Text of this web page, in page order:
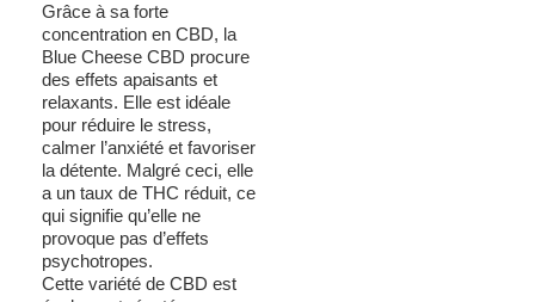
Grâce à sa forte
concentration en CBD, la
Blue Cheese CBD procure
des effets apaisants et
relaxants. Elle est idéale
pour réduire le stress,
calmer l’anxiété et favoriser
la détente. Malgré ceci, elle
a un taux de THC réduit, ce
qui signifie qu’elle ne
provoque pas d’effets
psychotropes.
Cette variété de CBD est